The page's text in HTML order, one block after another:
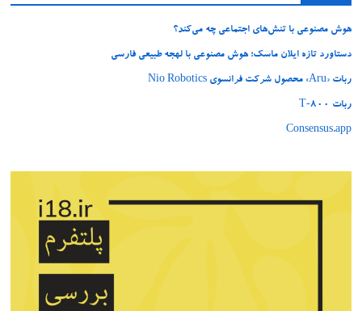
هوش مصنوعی با تنش‌های اجتماعی چه می‌کند؟
دستاورد تازه ایلان ماسک؛ هوش مصنوعی با لهجه طبیعی فارسی
ربات «Aru» محصول شرکت فرانسوی Nio Robotics
ربات T‑800
Consensus.app